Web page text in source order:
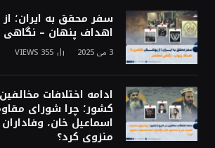
سفر محقق به ایران؛
اهداف پنهان –
3 می 2025 355
VIEWS
ادامه اختلافات
کشور؛ چرا شورای
اسماعیل خان،
منزوی کرد؟